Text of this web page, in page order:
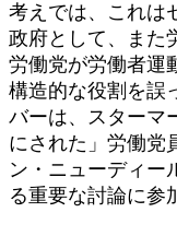
考えでは、これは
政府として、また
労働党が労働者運
構造的な役割を誤
バーは、スターマ
にされた」労働党
ン・ニューディー
る重要な討論に参